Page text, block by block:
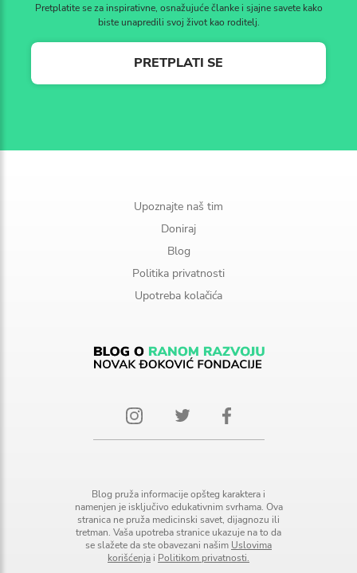
Pretplatite se za inspirativne, osnažujuće članke i sjajne savete kako
biste unapredili svoj život kao roditelj.
PRETPLATI SE
Upoznajte naš tim
Doniraj
Blog
Politika privatnosti
Upotreba kolačića
Blog pruža informacije opšteg karaktera i
namenjen je isključivo edukativnim svrhama. Ova
stranica ne pruža medicinski savet, dijagnozu ili
tretman. Vaša upotreba stranice ukazuje na to da
se slažete da ste obavezani našim Uslovima
korišćenja i Politikom privatnosti.